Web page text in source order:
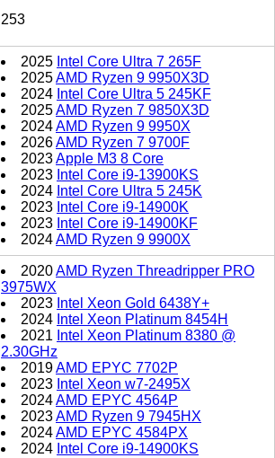
253
2025 Intel Core Ultra 7 265F
2025AMD Ryzen 9 9950X3D
2024 Intel Core Ultra 5 245KF
2025AMD Ryzen 7 9850X3D
2024AMD Ryzen 9 9950X
2026AMD Ryzen 7 9700F
2023Apple M3 8 Core
2023 Intel Core i9-13900KS
2024 Intel Core Ultra 5 245K
2023 Intel Core i9-14900K
2023 Intel Core i9-14900KF
2024AMD Ryzen 9 9900X
2020AMD Ryzen Threadripper PRO
3975WX
2023 Intel Xeon Gold 6438Y+
2024 Intel Xeon Platinum 8454H
2021 Intel Xeon Platinum 8380 @
2.30GHz
2019AMD EPYC 7702P
2023 Intel Xeon w7-2495X
2024AMD EPYC 4564P
2023AMD Ryzen 9 7945HX
2024AMD EPYC 4584PX
2024 Intel Core i9-14900KS